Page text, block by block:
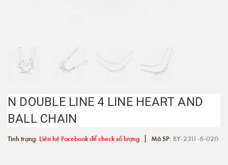
N DOUBLE LINE 4 LINE HEART AND
BALL CHAIN
Tình trạng: Liên hệ Facebook để check số lượng | Mã SP: BY-2311-6-020